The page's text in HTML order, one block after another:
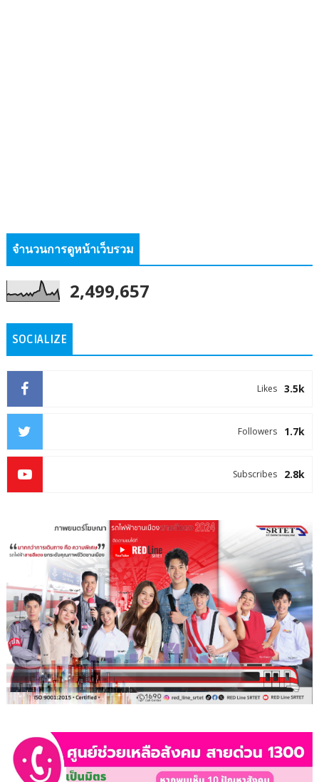
จำนวนการดูหน้าเว็บรวม
2,499,657
SOCIALIZE
3.5k
Likes
1.7k
Followers
2.8k
Subscribes